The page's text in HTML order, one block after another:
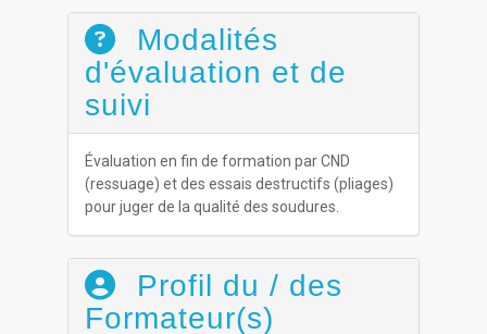
Modalités
d'évaluation et de
suivi
Évaluation en fin de formation par CND
(ressuage) et des essais destructifs (pliages)
pour juger de la qualité des soudures.
Profil du / des
Formateur(s)